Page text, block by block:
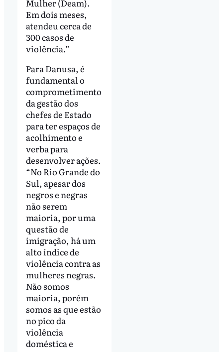
Mulher (Deam).
Em dois meses,
atendeu cerca de
300 casos de
violência.”
Para Danusa, é
fundamental o
comprometimento
da gestão dos
chefes de Estado
para ter espaços de
acolhimento e
verba para
desenvolver ações.
“No Rio Grande do
Sul, apesar dos
negros e negras
não serem
maioria, por uma
questão de
imigração, há um
alto índice de
violência contra as
mulheres negras.
Não somos
maioria, porém
somos as que estão
no pico da
violência
doméstica e